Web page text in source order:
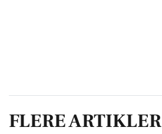
FLERE ARTIKLER